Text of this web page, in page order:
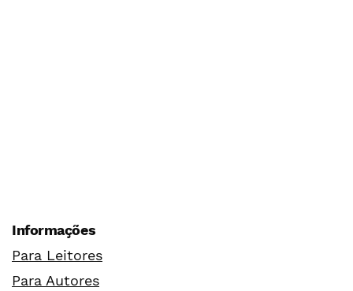
Informações
Para Leitores
Para Autores